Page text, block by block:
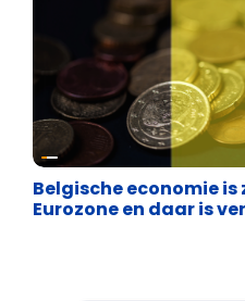
Binnenland politiek
Belgische economie
Eurozone en daar is